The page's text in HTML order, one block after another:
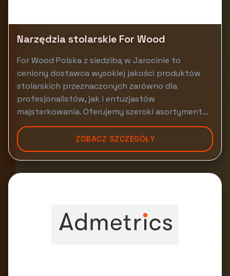
Narzędzia stolarskie For Wood
For Wood Polska z siedzibą w Jarocinie to
ceniony dostawca wysokiej jakości produktów
stolarskich przeznaczonych zarówno dla
profesjonalistów, jak i entuzjastów
majsterkowania. Oferujemy szeroki asortyment...
ZOBACZ SZCZEGÓŁY